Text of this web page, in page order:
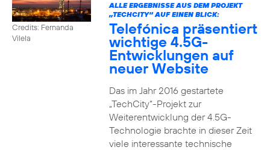
Credits: Fernanda
Vilela
ALLE ERGEBNISSE AUS DEM PROJEKT
„TECHCITY“ AUF EINEN BLICK:
Telefónica präsentiert
wichtige 4.5G-
Entwicklungen auf
neuer Website
Das im Jahr 2016 gestartete
„TechCity“-Projekt zur
Weiterentwicklung der 4.5G-
Technologie brachte in dieser Zeit
viele interessante technische